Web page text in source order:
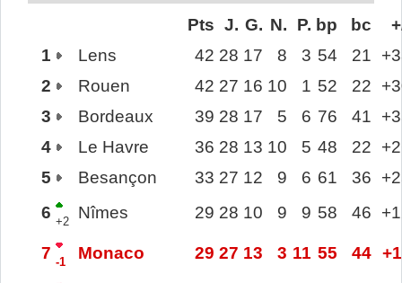
Pts J. G. N. P. bp bc
1
Lens 42 28 17 8 3 54 21
2
Rouen 42 27 16 10 1 52 22
3
Bordeaux 39 28 17 5 6 76 41
4
Le Havre 36 28 13 10 5 48 22
5
Besançon 33 27 12 9 6 61 36
6 +2 Nîmes 29 28 10 9 9 58 46
7 -1 Monaco 29 27 13 3 11 55 44